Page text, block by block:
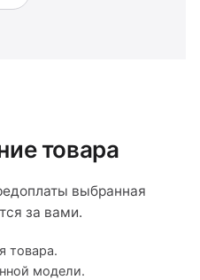
товара
выбранная
за вами.
товара.
модели.